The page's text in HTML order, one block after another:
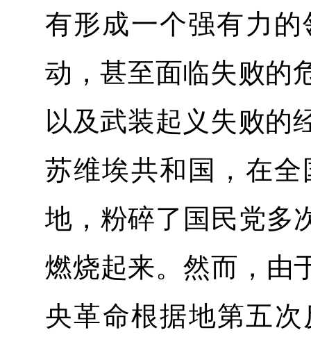
有形成一个强有力
动，甚至面临失败的
以及武装起义失败的
苏维埃共和国，在
地，粉碎了国民党多
燃烧起来。然而，由
央革命根据地第五